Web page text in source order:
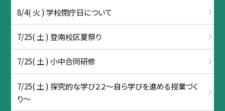
8/4( 火 ) 学校閉庁日について
7/25( 土 ) 登南校区夏祭り
7/25( 土 ) 小中合同研修
7/25( 土 ) 探究的な学び２２～自ら学びを進める授業づく
り～